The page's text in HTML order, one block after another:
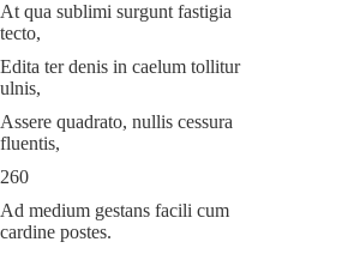
At qua sublimi surgunt fastigia
tecto,
Edita ter denis in caelum tollitur
ulnis,
Assere quadrato, nullis cessura
fluentis,
260
Ad medium gestans facili cum
cardine postes.